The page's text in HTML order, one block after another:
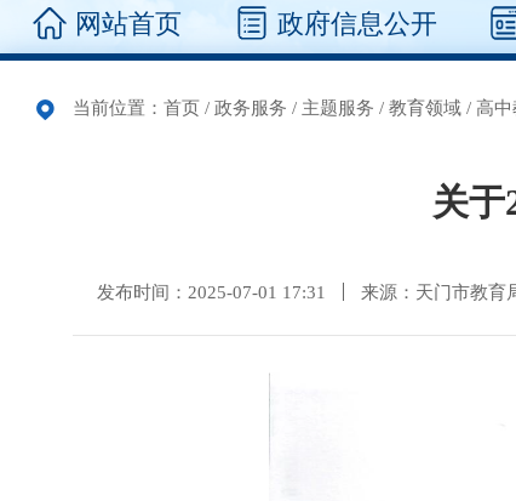
网站首页 政府信息公开
当前位置： 首页 / 政务服务 / 主题服务 / 教育领域 / 高中
关于
发布时间：2025-07-01 17:31 来源：天门市教育